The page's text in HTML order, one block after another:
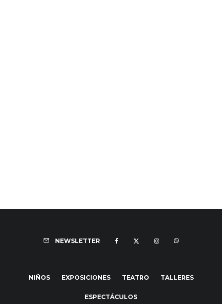
NEWSLETTER
NIÑOS EXPOSICIONES TEATRO TALLERES
ESPECTÁCULOS